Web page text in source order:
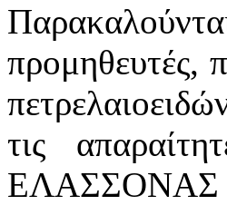
προμηθευτές,
τις
ΕΛΑΣΣΟΝΑΣ